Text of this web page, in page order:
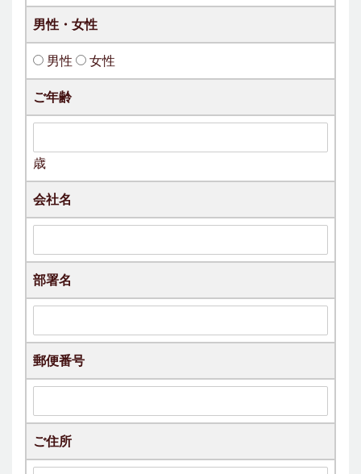
男性・女性
男性 女性
ご年齢
歳
会社名
部署名
郵便番号
ご住所